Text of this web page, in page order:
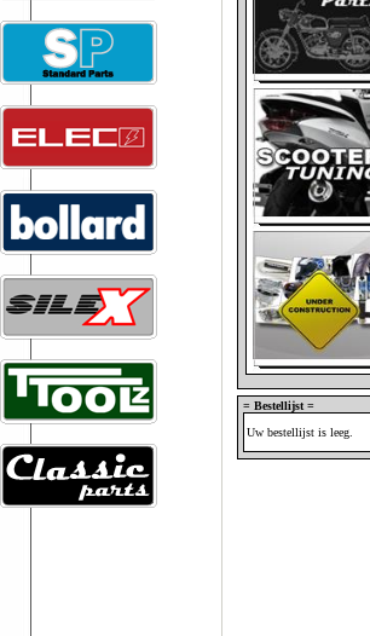
= Bestellijst =
Uw bestellijst is leeg.